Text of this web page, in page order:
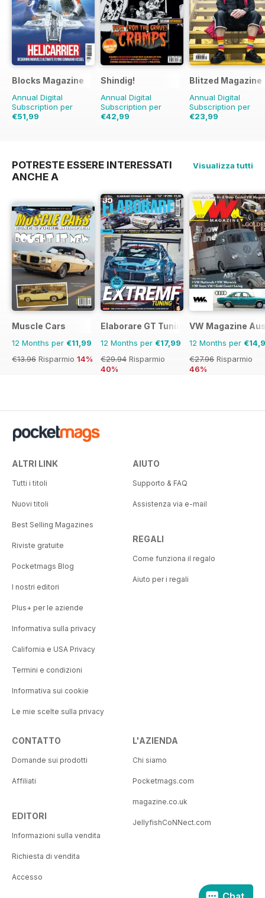
Blocks Magazine
Annual Digital
Subscription per
€51,99
Shindig!
Annual Digital
Subscription per
€42,99
Blitzed Magazine
Annual Digital
Subscription per
€23,99
POTRESTE ESSERE INTERESSATI
ANCHE A
Visualizza tutti
Muscle Cars
12 Months per €11,99
€13.96 Risparmio 14%
Elaborare GT Tuning
12 Months per €17,99
€29.94 Risparmio
40%
VW Magazine
12 Months per
€27.96 Risparmio
46%
ALTRI LINK
Tutti i titoli
Nuovi titoli
Best Selling Magazines
Riviste gratuite
Pocketmags Blog
I nostri editori
Plus+ per le aziende
Informativa sulla privacy
California e USA Privacy
Termini e condizioni
Informativa sui cookie
Le mie scelte sulla privacy
AIUTO
Supporto & FAQ
Assistenza via e-mail
REGALI
Come funziona il regalo
Aiuto per i regali
CONTATTO
Domande sui prodotti
Affiliati
EDITORI
Informazioni sulla vendita
Richiesta di vendita
Accesso
L'AZIENDA
Chi siamo
Pocketmags.com
magazine.co.uk
JellyfishCoNNect.com